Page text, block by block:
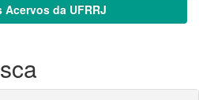
da UFRRJ